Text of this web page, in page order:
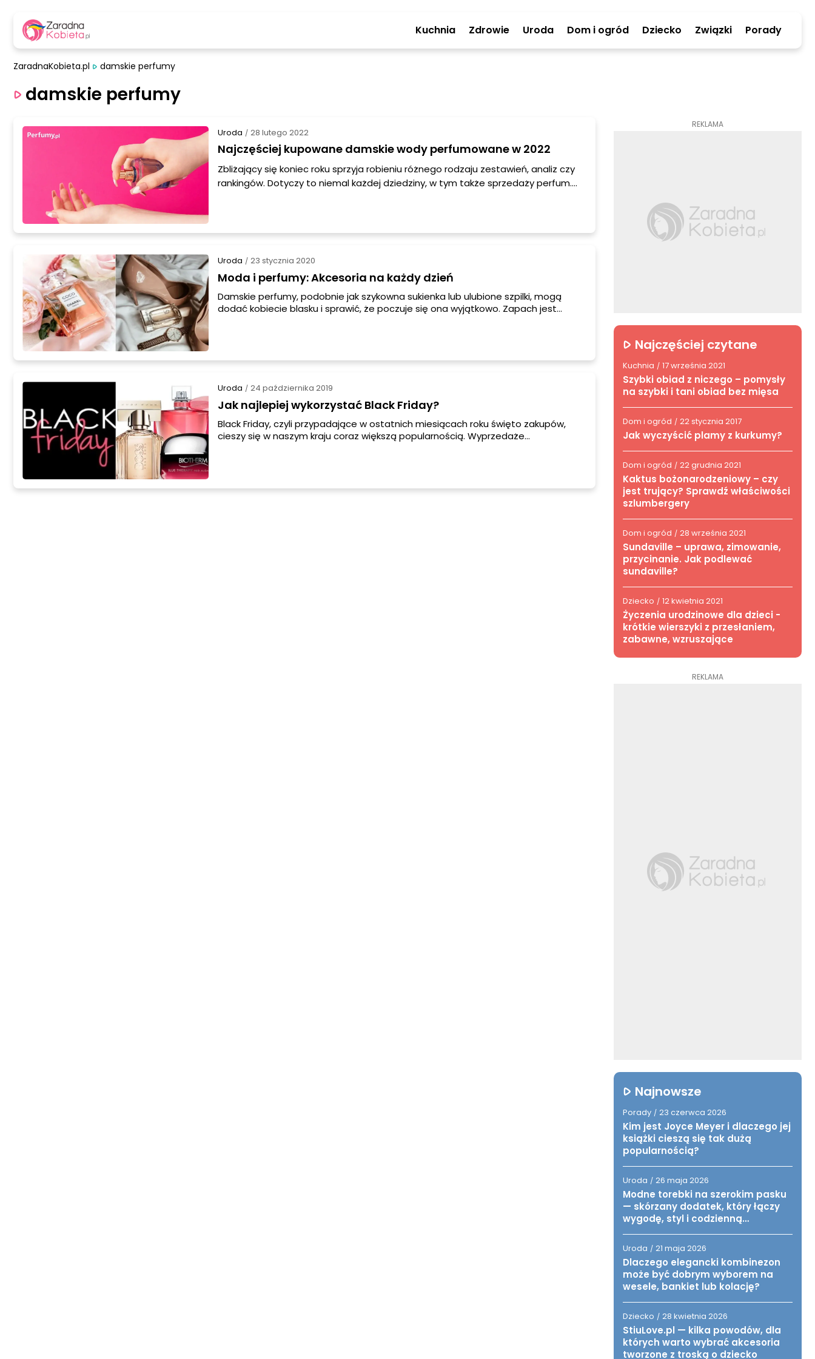
Kuchnia Zdrowie Uroda Dom i ogród Dziecko Związki Porady
ZaradnaKobieta.pl damskie perfumy
damskie perfumy
Uroda / 28 lutego 2022
Najczęściej kupowane damskie wody perfumowane w 2022
Zbliżający się koniec roku sprzyja robieniu różnego rodzaju zestawień, analiz czy
rankingów. Dotyczy to niemal każdej dziedziny, w tym także sprzedaży perfum.
Uroda / 23 stycznia 2020
Moda i perfumy: Akcesoria na każdy dzień
Damskie perfumy, podobnie jak szykowna sukienka lub ulubione szpilki, mogą
dodać kobiecie blasku i sprawić, że poczuje się ona wyjątkowo. Zapach jest
Uroda / 24 października 2019
Jak najlepiej wykorzystać Black Friday?
Black Friday, czyli przypadające w ostatnich miesiącach roku święto zakupów,
cieszy się w naszym kraju coraz większą popularnością. Wyprzedaże
REKLAMA
Najczęściej czytane
Kuchnia / 17 września 2021
Szybki obiad z niczego – pomysły
na szybki i tani obiad bez mięsa
Dom i ogród / 22 stycznia 2017
Jak wyczyścić plamy z kurkumy?
Dom i ogród / 22 grudnia 2021
Kaktus bożonarodzeniowy – czy
jest trujący? Sprawdź właściwości
szlumbergery
Dom i ogród / 28 września 2021
Sundaville – uprawa, zimowanie,
przycinanie. Jak podlewać
sundaville?
Dziecko / 12 kwietnia 2021
Życzenia urodzinowe dla dzieci -
krótkie wierszyki z przesłaniem,
zabawne, wzruszające
REKLAMA
Najnowsze
Porady / 23 czerwca 2026
Kim jest Joyce Meyer i dlaczego jej
książki cieszą się tak dużą
popularnością?
Uroda / 26 maja 2026
Modne torebki na szerokim pasku
— skórzany dodatek, który łączy
wygodę, styl i codzienną
Uroda / 21 maja 2026
Dlaczego elegancki kombinezon
może być dobrym wyborem na
wesele, bankiet lub kolację?
Dziecko / 28 kwietnia 2026
StiuLove.pl — kilka powodów, dla
których warto wybrać akcesoria
tworzone z troską o dziecko